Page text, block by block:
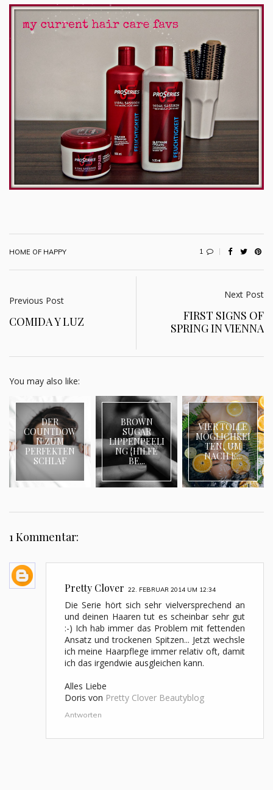
HOME OF HAPPY 1
Previous Post
COMIDA Y LUZ
Next Post
FIRST SIGNS OF
SPRING IN VIENNA
You may also like:
DER
COUNTDOW
N ZUM
PERFEKTEN
SCHLAF
BROWN
SUGAR
LIPPENPEELI
NG {HILFE
BE...
VIER TOLLE
MÖGLICHKEI
TEN, UM
NACH E...
1 Kommentar:
Pretty Clover 22. FEBRUAR 2014 UM 12:34
Die Serie hört sich sehr vielversprechend an
und deinen Haaren tut es scheinbar sehr gut
:-) Ich hab immer das Problem mit fettenden
Ansatz und trockenen Spitzen... Jetzt wechsle
ich meine Haarpflege immer relativ oft, damit
ich das irgendwie ausgleichen kann.
Alles Liebe
Doris von Pretty Clover Beautyblog
Antworten